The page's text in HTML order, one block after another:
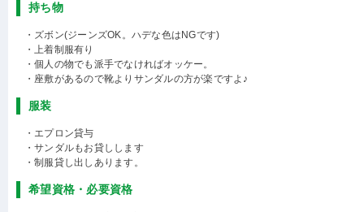
持ち物
・ズボン(ジーンズOK。ハデな色はNGです)
・上着制服有り
・個人の物でも派手でなければオッケー。
・座敷があるので靴よりサンダルの方が楽ですよ♪
服装
・エプロン貸与
・サンダルもお貸しします
・制服貸し出しあります。
希望資格・必要資格